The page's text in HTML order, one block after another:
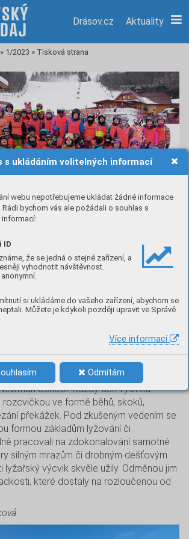
s ukládáním volitelných informací
webu nepotřebujeme ukládat žádné informace
bychom vás ale požádali o souhlas s
informací:
ID
že se jedná o stejné zařízení, a
vyhodnotit návštěvnost.
si ukládáme do vašeho zařízení, abychom se
Můžete je kdykoli později upravit ve Správě
Více informací
Odmítám
Drásov.cz Aktuality
» 1/2023 » Tisková strana
kurz Olešnice
letos naše škola dva lyžařské kurzy
Kurz pro žáky druhých a třetích
ročníků proběhl ve dnech 14.–17. 2.
našich žáků ujali zkušení instruktoři
School. Každý den výcviku
rozcvičkou ve formě běhů, skoků,
překážek. Pod zkušeným vedením se
formou základům lyžování či
pracovali na zdokonalování samotné
silným mrazům či drobným dešťovým
lyžařský výcvik skvěle užily. Odměnou jim
které dostaly na rozloučenou od